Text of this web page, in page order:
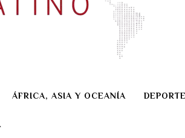
ÁFRICA, ASIA Y OCEANÍA